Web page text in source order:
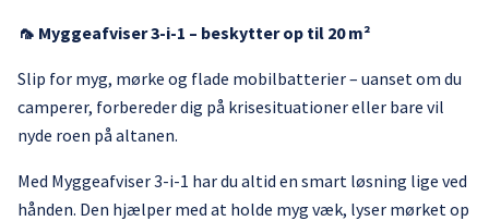
🦟 Myggeafviser 3-i-1 – beskytter op til 20 m²
Slip for myg, mørke og flade mobilbatterier – uanset om du
camperer, forbereder dig på krisesituationer eller bare vil
nyde roen på altanen.
Med Myggeafviser 3-i-1 har du altid en smart løsning lige ved
hånden. Den hjælper med at holde myg væk, lyser mørket op